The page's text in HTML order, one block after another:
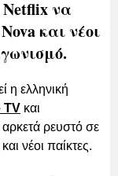
να
και νέοι
η ελληνική
TV και
αρκετά ρευστό σε
νέοι παίκτες.